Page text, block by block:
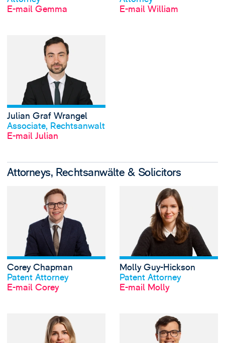
E-mail Gemma
E-mail William
Profil anschauen
Julian Graf Wrangel
Associate, Rechtsanwalt
E-mail Julian
Attorneys, Rechtsanwälte & Solicitors
Profil anschauen
Corey Chapman
Patent Attorney
E-mail Corey
View Corey
Profil anschauen
Molly Guy-Hickson
Patent Attorney
E-mail Molly
View Sophie